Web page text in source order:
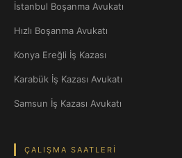
İstanbul Boşanma Avukatı
Hızlı Boşanma Avukatı
Konya Ereğli İş Kazası
Karabük İş Kazası Avukatı
Samsun İş Kazası Avukatı
ÇALIŞMA SAATLERI